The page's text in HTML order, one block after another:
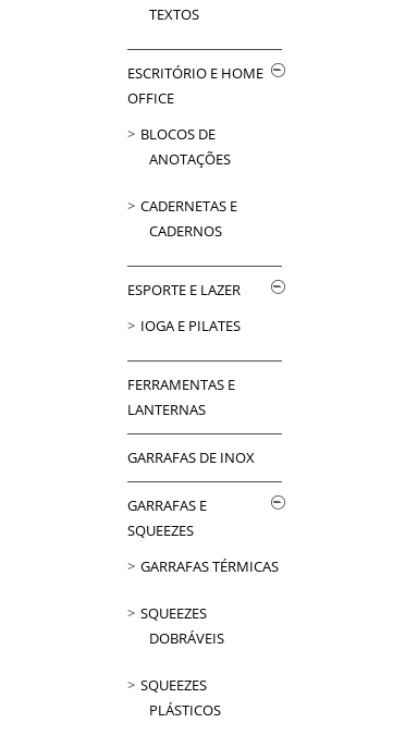
TEXTOS
ESCRITÓRIO E HOME
OFFICE
BLOCOS DE
ANOTAÇÕES
CADERNETAS E
CADERNOS
ESPORTE E LAZER
IOGA E PILATES
FERRAMENTAS E
LANTERNAS
GARRAFAS DE INOX
GARRAFAS E
SQUEEZES
GARRAFAS TÉRMICAS
SQUEEZES
DOBRÁVEIS
SQUEEZES
PLÁSTICOS